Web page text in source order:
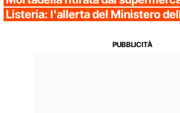
Listeria: l'allerta del Ministero